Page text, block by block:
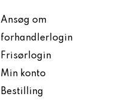
Ansøg om
forhandlerlogin
Frisørlogin
Min konto
Bestilling